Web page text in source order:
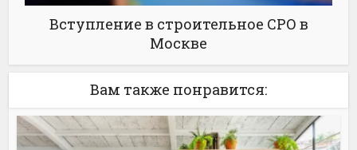
Вступление в строительное СРО в
Москве
Вам также понравится: